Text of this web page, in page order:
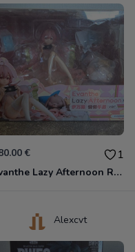
€ 1
Evanthe Lazy Afternoon Red Pride of Eden
Alexcvt